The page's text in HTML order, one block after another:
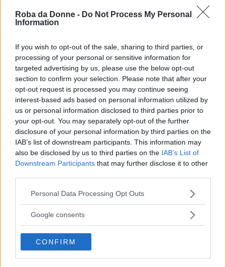
Roba da Donne - Do Not Process My Personal
Information
If you wish to opt-out of the sale, sharing to third parties, or
processing of your personal or sensitive information for
targeted advertising by us, please use the below opt-out
section to confirm your selection. Please note that after your
opt-out request is processed you may continue seeing
interest-based ads based on personal information utilized by
us or personal information disclosed to third parties prior to
your opt-out. You may separately opt-out of the further
disclosure of your personal information by third parties on the
IAB’s list of downstream participants. This information may
also be disclosed by us to third parties on the IAB’s List of
Downstream Participants that may further disclose it to other
Please note that this website/app uses one or more Google
not limited to your visit or usage behaviour. You may click to
use your data for below specified purposes in below Google
consent section.
Personal Data Processing Opt Outs
Google consents
CONFIRM
Women at work
Kerry Kennedy: "La differenza tra una vittima e un
eroe è l’azione, è l'attivismo!"
"Quando le persone soffrono o quando sono vittime ci sono due
cose che possono fare. Una è dire “Sono una vittima”, si
rassegnano e provano ra...